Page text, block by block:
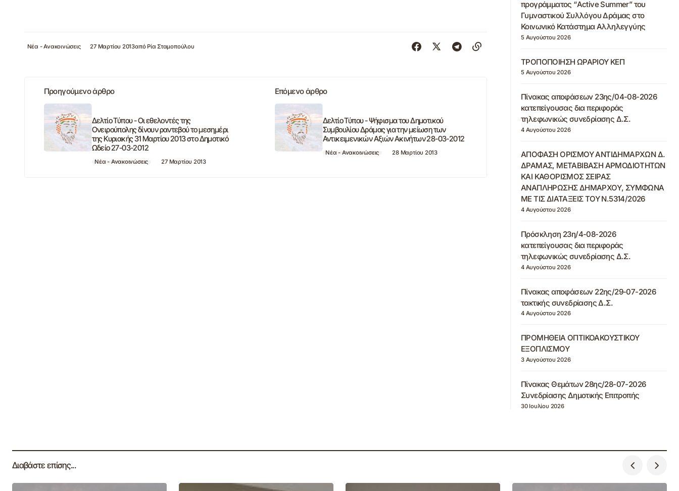
Νέα - Ανακοινώσεις 27 Μαρτίου 2013από Ρία Σταμοπούλου
Προηγούμενο άρθρο
Δελτίο Τύπου - Οι εθελοντές της
Ονειρούπολης δίνουν ραντεβού το μεσημέρι
της Κυριακής 31 Μαρτίου 2013 στο Δημοτικό
Ωδείο 27-03-2012
Νέα - Ανακοινώσεις 27 Μαρτίου 2013
Επόμενο άρθρο
Δελτίο Τύπου - Ψήφισμα του Δημοτικού
Συμβουλίου Δράμας για την μείωση των
Αντικειμενικών Αξιών Ακινήτων 28-03-2012
Νέα - Ανακοινώσεις 28 Μαρτίου 2013
προγράμματος “Active Summer” του
Γυμναστικού Συλλόγου Δράμας στο
Κοινωνικό Κατάστημα Αλληλεγγύης
5 Αυγούστου 2026
ΤΡΟΠΟΠΟΙΗΣΗ ΩΡΑΡΙΟΥ ΚΕΠ
5 Αυγούστου 2026
Πίνακας αποφάσεων 23ης/04-08-2026
κατεπείγουσας δια περιφοράς
τηλεφωνικώς συνεδρίασης Δ.Σ.
4 Αυγούστου 2026
ΑΠΟΦΑΣΗ ΟΡΙΣΜΟΥ ΑΝΤΙΔΗΜΑΡΧΩΝ Δ.
ΔΡΑΜΑΣ, ΜΕΤΑΒΙΒΑΣΗ ΑΡΜΟΔΙΟΤΗΤΩΝ
ΚΑΙ ΚΑΘΟΡΙΣΜΟΣ ΣΕΙΡΑΣ
ΑΝΑΠΛΗΡΩΣΗΣ ΔΗΜΑΡΧΟΥ, ΣΥΜΦΩΝΑ
ΜΕ ΤΙΣ ΔΙΑΤΑΞΕΙΣ ΤΟΥ Ν.5314/2026
4 Αυγούστου 2026
Πρόσκληση 23η/4-08-2026
κατεπείγουσας δια περιφοράς
τηλεφωνικώς συνεδρίασης Δ.Σ.
4 Αυγούστου 2026
Πίνακας αποφάσεων 22ης/29-07-2026
τακτικής συνεδρίασης Δ.Σ.
4 Αυγούστου 2026
ΠΡΟΜΗΘΕΙΑ ΟΠΤΙΚΟΑΚΟΥΣΤΙΚΟΥ
ΕΞΟΠΛΙΣΜΟΥ
3 Αυγούστου 2026
Πίνακας Θεμάτων 28ης/28-07-2026
Συνεδρίασης Δημοτικής Επιτροπής
30 Ιουλίου 2026
Διαβάστε επίσης...